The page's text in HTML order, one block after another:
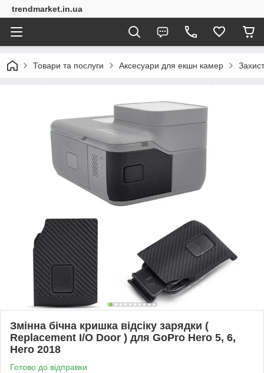
trendmarket.in.ua
Товари та послуги Аксесуари для екшн камер
Змінна бічна кришка відсіку зарядки (
Replacement I/O Door ) для GoPro Hero 5, 6,
Hero 2018
Готово до відправки